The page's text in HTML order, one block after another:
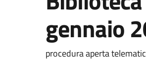
gennaio
Dettaglio del documento
procedura aperta